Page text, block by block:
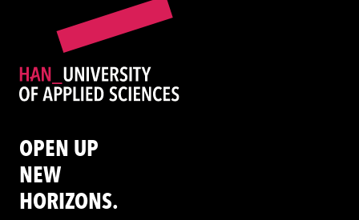
OPEN UP
NEW
HORIZONS.